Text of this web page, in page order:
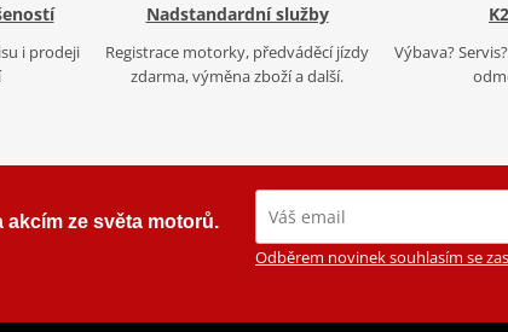
i prodeji
Nadstandardní služby
Registrace motorky, předváděcí jízdy
zdarma, výměna zboží a další.
Výbava?
ze světa motorů.
Odběrem novinek souhlasím se